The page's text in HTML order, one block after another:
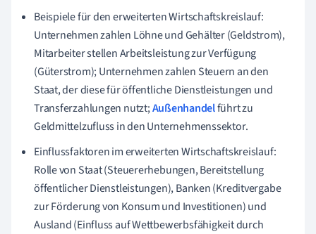
Beispiele für den erweiterten Wirtschaftskreislauf:
Unternehmen zahlen Löhne und Gehälter (Geldstrom),
Mitarbeiter stellen Arbeitsleistung zur Verfügung
(Güterstrom); Unternehmen zahlen Steuern an den
Staat, der diese für öffentliche Dienstleistungen und
Transferzahlungen nutzt;Außenhandelführt zu
Geldmittelzufluss in den Unternehmenssektor.
Einflussfaktoren im erweiterten Wirtschaftskreislauf:
Rolle von Staat (Steuererhebungen, Bereitstellung
öffentlicher Dienstleistungen), Banken (Kreditvergabe
zur Förderung von Konsum und Investitionen) und
Ausland (Einfluss auf Wettbewerbsfähigkeit durch